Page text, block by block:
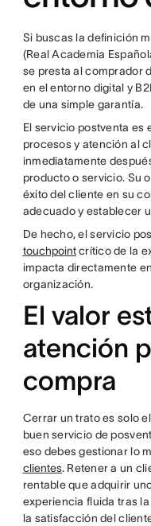
Si buscas la definición
(Real Academia
se presta al comprador
en el entorno digital y
de una simple garantía.
El servicio postventa es
procesos y atención al
inmediatamente
producto o servicio. Su
éxito del cliente en su
adecuado y establecer
De hecho, el servicio
touchpointcrítico de la
impacta directamente
organización.
El valor
atención
compra
Cerrar un trato es solo
buen servicio de
eso debes gestionar lo
clientes. Retener a un
rentable que adquirir
experiencia fluida tras
la satisfacción del